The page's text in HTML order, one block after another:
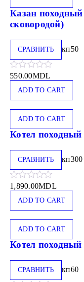
Казан
сковородой)
СРАВНИТЬ кп50
550.00MDL
ADD TO CART
ADD TO CART
Котел походный
СРАВНИТЬ кп300
1,890.00MDL
ADD TO CART
ADD TO CART
Котел походный
СРАВНИТЬ кп60